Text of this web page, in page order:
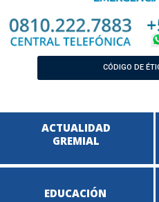
CÓDIGO DE
ACTUALIDAD
GREMIAL
EDUCACIÓN